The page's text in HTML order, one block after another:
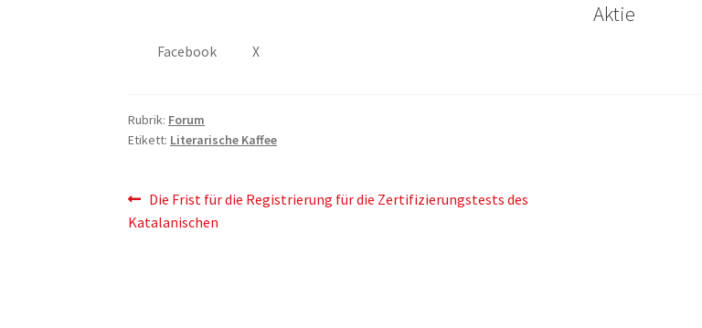
Aktie
Facebook X
Rubrik: Forum
Etikett: Literarische Kaffee
Artikelnavigation
Vorherigen
Post:
Die Frist für die Registrierung für die Zertifizierungstests des
Katalanischen